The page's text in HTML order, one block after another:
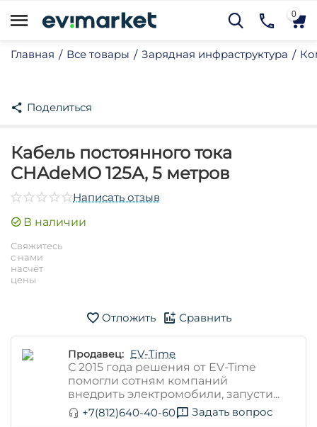
0
Главная / Все товары / Зарядная инфраструктура /
Поделиться
Кабель постоянного тока
CHAdeMO 125А, 5 метров
Написать отзыв
В наличии
Свяжитесь
с нами
насчёт
цены
Отложить Сравнить
Продавец: EV-Time
С 2015 года решения от EV-Time
помогли сотням компаний
внедрить электромобили, запусти...
+7(812)640-40-60
Задать вопрос